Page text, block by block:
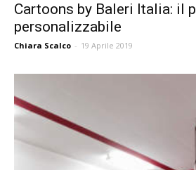
Cartoons by Baleri Italia: il
personalizzabile
Chiara Scalco - 19 Aprile 2019